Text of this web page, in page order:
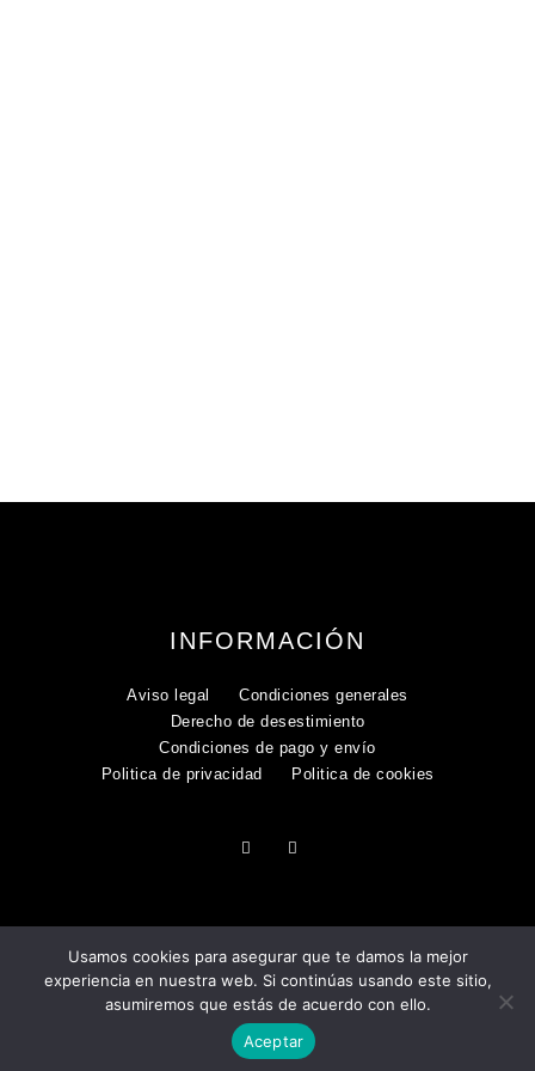
INFORMACIÓN
Aviso legal
Condiciones generales
Derecho de desestimiento
Condiciones de pago y envío
Politica de privacidad
Politica de cookies
COPYRIGHT 2025
Usamos cookies para asegurar que te damos la mejor
experiencia en nuestra web. Si continúas usando este sitio,
asumiremos que estás de acuerdo con ello.
Aceptar